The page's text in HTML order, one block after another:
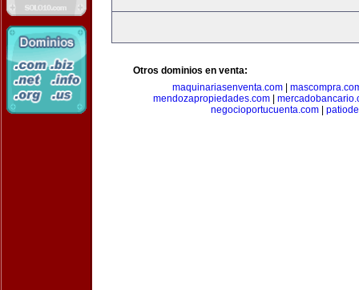
Otros dominios en venta:
maquinariasenventa.com|
mendozapropiedades.com
negocioportucuenta.com|